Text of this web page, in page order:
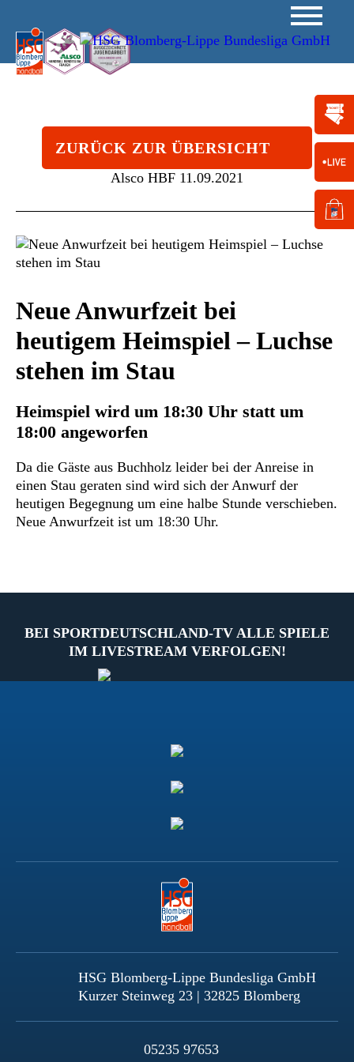
ZURÜCK ZUR ÜBERSICHT
Alsco HBF 11.09.2021
Neue Anwurfzeit bei
heutigem Heimspiel – Luchse
stehen im Stau
Heimspiel wird um 18:30 Uhr statt um
18:00 angeworfen
Da die Gäste aus Buchholz leider bei der Anreise in
einen Stau geraten sind wird sich der Anwurf der
heutigen Begegnung um eine halbe Stunde verschieben.
Neue Anwurfzeit ist um 18:30 Uhr.
BEI SPORTDEUTSCHLAND-TV ALLE SPIELE
IM LIVESTREAM VERFOLGEN!
HSG Blomberg-Lippe Bundesliga GmbH
Kurzer Steinweg 23 | 32825 Blomberg
05235 97653